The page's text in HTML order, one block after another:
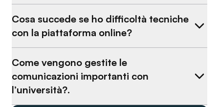
Cosa succede se ho difficoltà tecniche
con la piattaforma online?
Come vengono gestite le
comunicazioni importanti con
l’università?.